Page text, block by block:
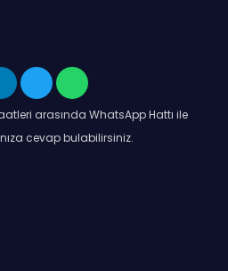
arasında WhatsApp Hattı ile
cevap bulabilirsiniz.